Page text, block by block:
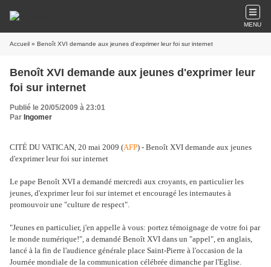
MENU
Accueil » Benoît XVI demande aux jeunes d'exprimer leur foi sur internet
Benoît XVI demande aux jeunes d'exprimer leur
foi sur internet
Publié le 20/05/2009 à 23:01
Par Ingomer
CITÉ DU VATICAN, 20 mai 2009 (AFP) - Benoît XVI demande aux jeunes
d'exprimer leur foi sur internet
Le pape Benoît XVI a demandé mercredi aux croyants, en particulier les
jeunes, d'exprimer leur foi sur internet et encouragé les internautes à
promouvoir une "culture de respect".
"Jeunes en particulier, j'en appelle à vous: portez témoignage de votre foi par
le monde numérique!", a demandé Benoît XVI dans un "appel", en anglais,
lancé à la fin de l'audience générale place Saint-Pierre à l'occasion de la
Journée mondiale de la communication célébrée dimanche par l'Eglise.